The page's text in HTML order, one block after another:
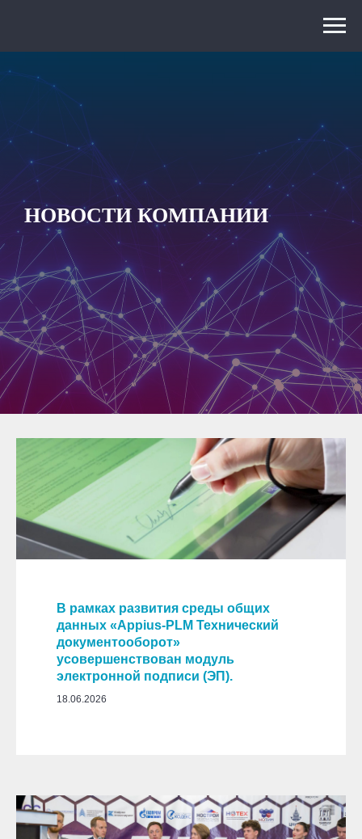
НОВОСТИ КОМПАНИИ
В рамках развития среды общих
данных «Appius-PLM Технический
документооборот»
усовершенствован модуль
электронной подписи (ЭП).
18.06.2026